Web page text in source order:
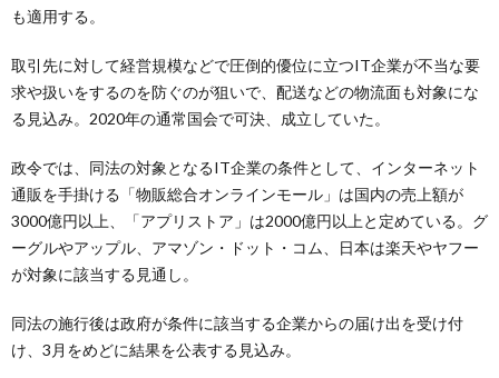
も適用する。
取引先に対して経営規模などで圧倒的優位に立つIT企業が不当な要
求や扱いをするのを防ぐのが狙いで、配送などの物流面も対象にな
る見込み。2020年の通常国会で可決、成立していた。
政令では、同法の対象となるIT企業の条件として、インターネット
通販を手掛ける「物販総合オンラインモール」は国内の売上額が
3000億円以上、「アプリストア」は2000億円以上と定めている。グ
ーグルやアップル、アマゾン・ドット・コム、日本は楽天やヤフー
が対象に該当する見通し。
同法の施行後は政府が条件に該当する企業からの届け出を受け付
け、3月をめどに結果を公表する見込み。